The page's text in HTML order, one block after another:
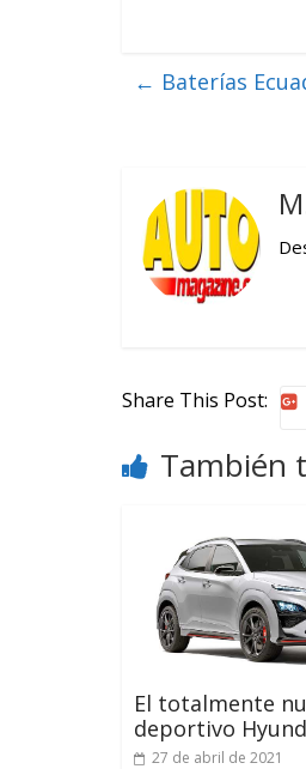
← Baterías
Share This Post:
También
El totalmente
deportivo
27 de abril de 2021